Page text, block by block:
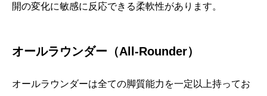
開の変化に敏感に反応できる柔軟性があります。
オールラウンダー（All-Rounder）
オールラウンダーは全ての脚質能力を一定以上持ってお